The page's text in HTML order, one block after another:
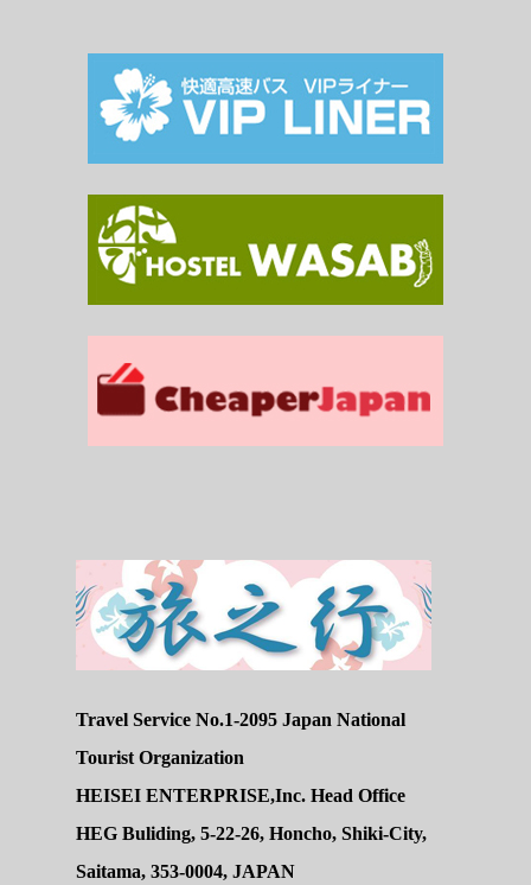
Travel Service No.1-2095 Japan National
Tourist Organization
HEISEI ENTERPRISE,Inc. Head Office
HEG Buliding, 5-22-26, Honcho, Shiki-City,
Saitama, 353-0004, JAPAN